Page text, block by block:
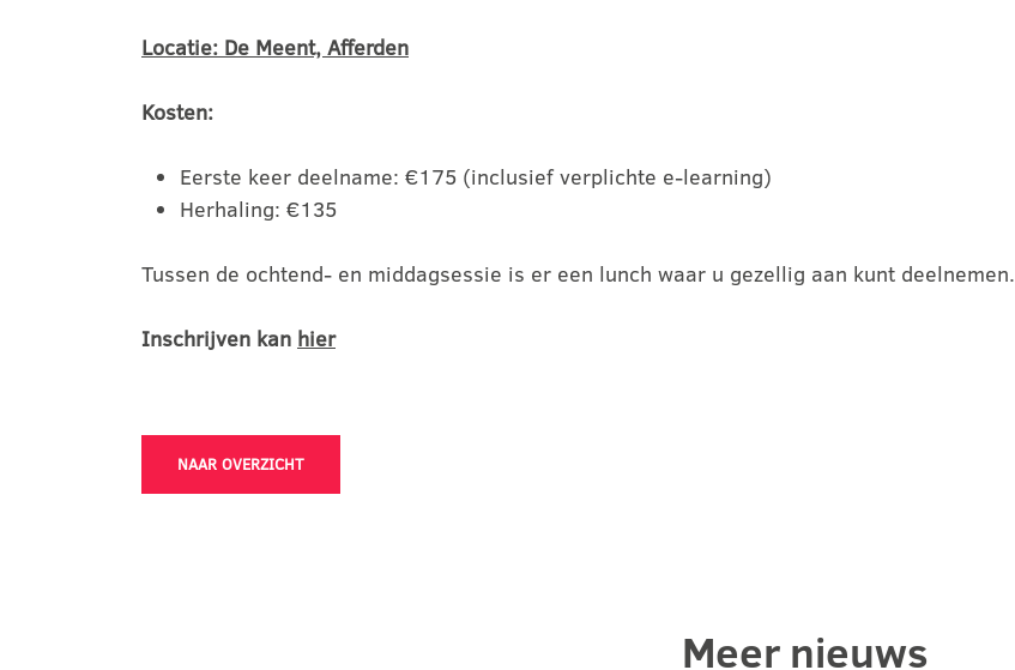
Locatie: De Meent, Afferden
Kosten:
Eerste keer deelname: €175 (inclusief verplichte e-learning)
Herhaling: €135
Tussen de ochtend- en middagsessie is er een lunch waar u gezellig aan kunt deelnemen.
Inschrijven kan hier
NAAR OVERZICHT
Meer nieuws